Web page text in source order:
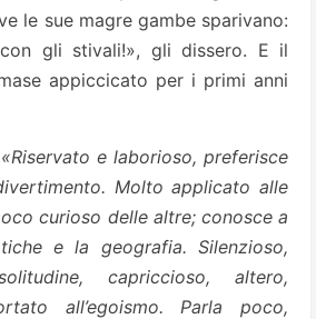
le sue magre gambe sparivano:
gli stivali!», gli dissero. E il
appiccicato per i primi anni
«Riservato e laborioso, preferisce
Molto applicato alle
curioso delle altre; conosce a
e la geografia. Silenzioso,
capriccioso, altero,
all’egoismo. Parla poco,